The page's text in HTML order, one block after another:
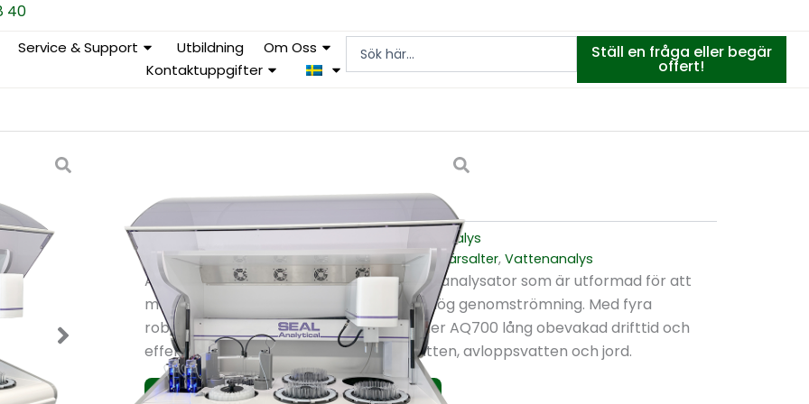
40
Service & Support Utbildning
Om Oss
Kontaktuppgifter
Search
Ställ en fråga eller begär
offert!
AQ700
Laboratorieanalys
Etiketter Diskreta analysatorer,Jordanalyser, Närsalter, Vattenanalys
AQ700 är SEAL Analytical’s högkapacitetsanalysator som är utformad för att
möta kraven hos miljölaboratorier med hög genomströmning. Med fyra
robotarmar och fyra provbrickor erbjuder AQ700 lång obevakad drifttid och
effektiv automatisering för analys av vatten, avloppsvatten och jord.
Begär Offert Kontakta oss